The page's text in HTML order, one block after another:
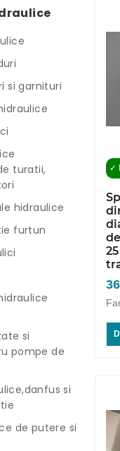
si garnituri
turatii,
hidraulice
furtun
si
pompe de
si
de putere si
✓